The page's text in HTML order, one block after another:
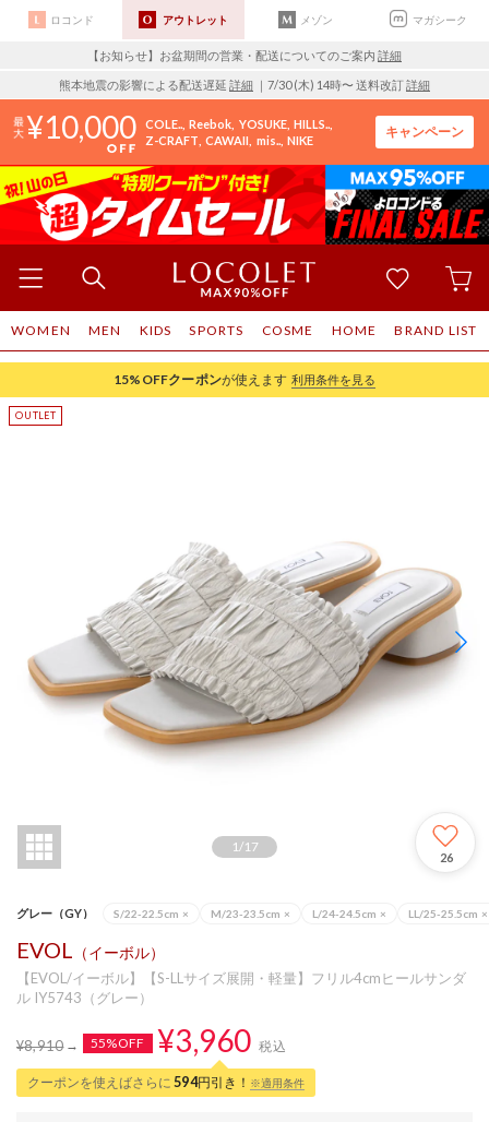
ロコンド アウトレット メゾン マガシーク
【お知らせ】お盆期間の営業・配送についてのご案内 詳細
熊本地震の影響による配送遅延 詳細 ｜7/30 (木) 14時〜 送料改訂詳細
10,000 COLE.. Reebok YOSUKE HILLS..
Z-CRAFT CAWAII mis.. NIKE
キャンペーン
WOMEN MEN KIDS SPORTS COSME HOME BRAND LIST
15%OFFクーポンが使えます 利用条件を見る
1 /17
26
グレー（GY） S/22-22.5cm × M/23-23.5cm × L/24-24.5cm × LL/25-25.5cm ×
EVOL （イーボル）
【EVOL/イーボル】【S-LLサイズ展開・軽量】フリル4cmヒールサンダ
ル IY5743（グレー）
¥8,910 55%OFF ¥3,960 税込
クーポンを使えばさらに 594円引き！ ※適用条件